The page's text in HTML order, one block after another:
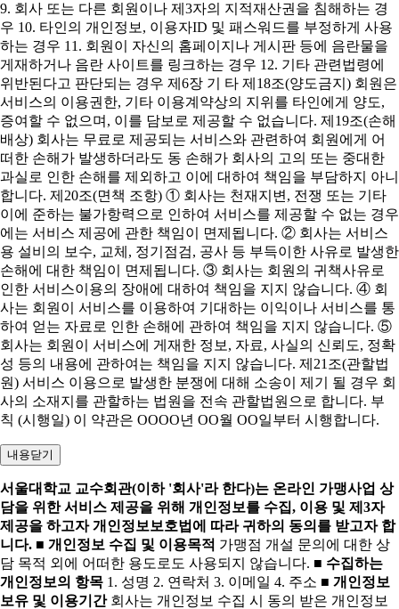
9. 회사 또는 다른 회원이나 제3자의 지적재산권을 침해하는 경
우 10. 타인의 개인정보, 이용자ID 및 패스워드를 부정하게 사용
하는 경우 11. 회원이 자신의 홈페이지나 게시판 등에 음란물을
게재하거나 음란 사이트를 링크하는 경우 12. 기타 관련법령에
위반된다고 판단되는 경우 제6장 기 타 제18조(양도금지) 회원은
서비스의 이용권한, 기타 이용계약상의 지위를 타인에게 양도,
증여할 수 없으며, 이를 담보로 제공할 수 없습니다. 제19조(손해
배상) 회사는 무료로 제공되는 서비스와 관련하여 회원에게 어
떠한 손해가 발생하더라도 동 손해가 회사의 고의 또는 중대한
과실로 인한 손해를 제외하고 이에 대하여 책임을 부담하지 아니
합니다. 제20조(면책 조항) ① 회사는 천재지변, 전쟁 또는 기타
이에 준하는 불가항력으로 인하여 서비스를 제공할 수 없는 경우
에는 서비스 제공에 관한 책임이 면제됩니다. ② 회사는 서비스
용 설비의 보수, 교체, 정기점검, 공사 등 부득이한 사유로 발생한
손해에 대한 책임이 면제됩니다. ③ 회사는 회원의 귀책사유로
인한 서비스이용의 장애에 대하여 책임을 지지 않습니다. ④ 회
사는 회원이 서비스를 이용하여 기대하는 이익이나 서비스를 통
하여 얻는 자료로 인한 손해에 관하여 책임을 지지 않습니다. ⑤
회사는 회원이 서비스에 게재한 정보, 자료, 사실의 신뢰도, 정확
성 등의 내용에 관하여는 책임을 지지 않습니다. 제21조(관할법
원) 서비스 이용으로 발생한 분쟁에 대해 소송이 제기 될 경우 회
사의 소재지를 관할하는 법원을 전속 관할법원으로 합니다. 부
칙 (시행일) 이 약관은 OOOO년 OO월 OO일부터 시행합니다.
내용닫기
서울대학교 교수회관(이하 '회사'라 한다)는 온라인 가맹사업 상
담을 위한 서비스 제공을 위해 개인정보를 수집, 이용 및 제3자
제공을 하고자 개인정보보호법에 따라 귀하의 동의를 받고자 합
니다. ■ 개인정보 수집 및 이용목적 가맹점 개설 문의에 대한 상
담 목적 외에 어떠한 용도로도 사용되지 않습니다. ■ 수집하는
개인정보의 항목 1. 성명 2. 연락처 3. 이메일 4. 주소 ■ 개인정보
보유 및 이용기간회사는 개인정보 수집 시 동의 받은 개인정보